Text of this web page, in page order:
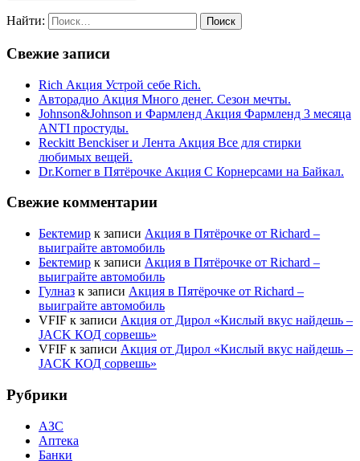
Найти:
Свежие записи
Rich Акция Устрой себе Rich.
Авторадио Акция Много денег. Сезон мечты.
Johnson&Johnson и Фармленд Акция Фармленд 3 месяца
ANTI простуды.
Reckitt Benckiser и Лента Акция Все для стирки
любимых вещей.
Dr.Korner в Пятёрочке Акция С Корнерсами на Байкал.
Свежие комментарии
Бектемир к записи Акция в Пятёрочке от Richard –
выиграйте автомобиль
Бектемир к записи Акция в Пятёрочке от Richard –
выиграйте автомобиль
Гулназ к записи Акция в Пятёрочке от Richard –
выиграйте автомобиль
VFIF к записи Акция от Дирол «Кислый вкус найдешь –
JACK КОД сорвешь»
VFIF к записи Акция от Дирол «Кислый вкус найдешь –
JACK КОД сорвешь»
Рубрики
АЗС
Аптека
Банки